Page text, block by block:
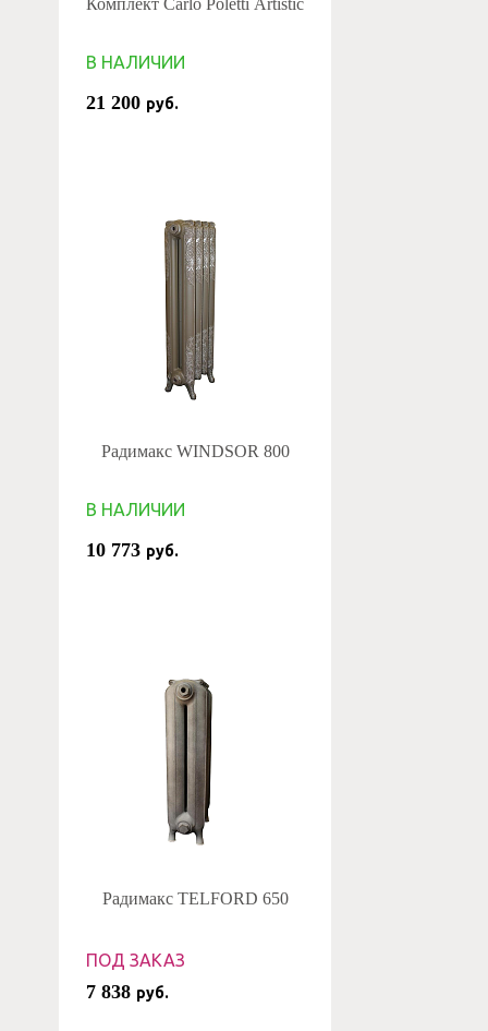
Комплект Carlo Poletti Artistic
В НАЛИЧИИ
21 200 руб.
Радимакс WINDSOR 800
В НАЛИЧИИ
10 773 руб.
Радимакс TELFORD 650
ПОД ЗАКАЗ
7 838 руб.